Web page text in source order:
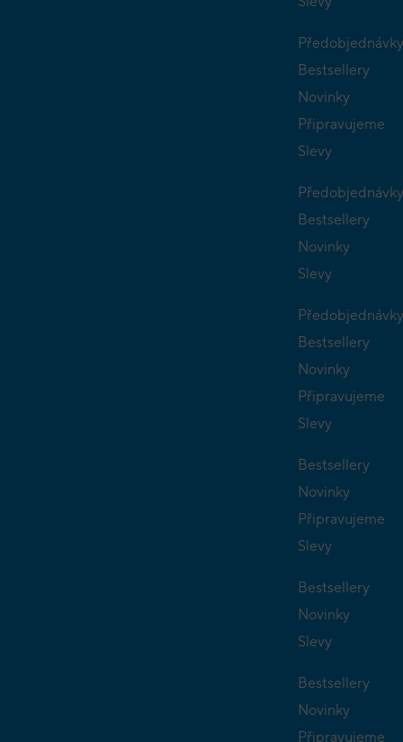
Předobjednávky
Bestsellery
Novinky
Připravujeme
Slevy
Předobjednávky
Bestsellery
Novinky
Slevy
Předobjednávky
Bestsellery
Novinky
Připravujeme
Slevy
Bestsellery
Novinky
Připravujeme
Slevy
Bestsellery
Novinky
Slevy
Bestsellery
Novinky
Připravujeme